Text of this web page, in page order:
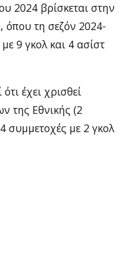
2024 βρίσκεται στην
όπου τη σεζόν 2024-
9 γκολ και 4 ασίστ
έχει χρισθεί
της Εθνικής (2
συμμετοχές με 2 γκολ